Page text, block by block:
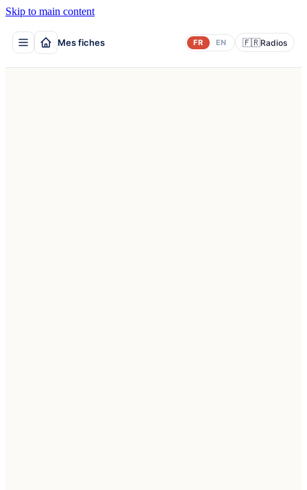
Skip to main content
Mes fiches FR EN 🇫🇷Radios